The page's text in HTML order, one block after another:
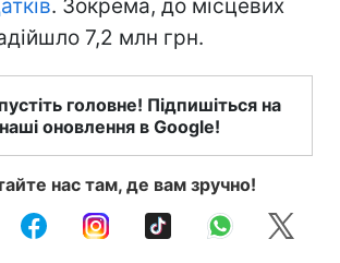
. Зокрема, до місцевих
7,2 млн грн.
головне! Підпишіться на
наші оновлення в Google!
нас там, де вам зручно!